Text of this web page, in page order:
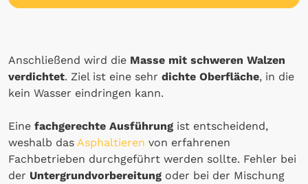
Anschließend wird die Masse mit schweren Walzen
verdichtet. Ziel ist eine sehr dichte Oberfläche, in die
kein Wasser eindringen kann.
Eine fachgerechte Ausführung ist entscheidend,
weshalb das Asphaltieren von erfahrenen
Fachbetrieben durchgeführt werden sollte. Fehler bei
der Untergrundvorbereitung oder bei der Mischung